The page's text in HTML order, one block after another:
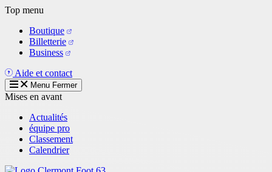
Aller
contenu
principal
Top menu
Boutique
Billetterie
Business
Aide et contact
Menu Fermer
Mises en avant
Actualités
équipe pro
Classement
Calendrier